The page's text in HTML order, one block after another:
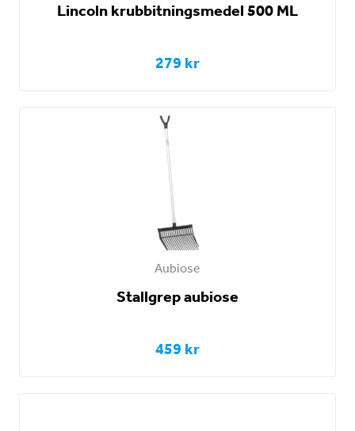
Lincoln krubbitningsmedel 500 ML
279 kr
Aubiose
Stallgrep aubiose
459 kr